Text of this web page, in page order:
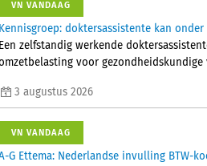
VN VANDAAG
Kennisgroep: doktersassistente kan
Een zelfstandig werkende
voor
3 augustus 2026
VN VANDAAG
G Ettema: Nederlandse invulling